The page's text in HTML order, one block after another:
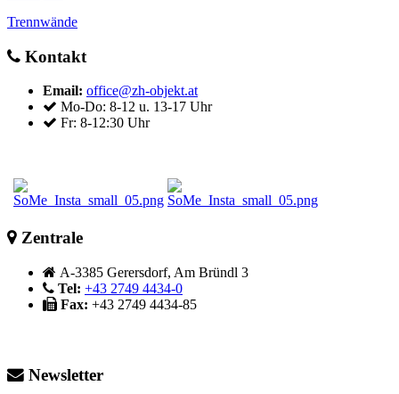
Trennwände
Kontakt
Email: office@zh-objekt.at
Mo-Do: 8-12 u. 13-17 Uhr
Fr: 8-12:30 Uhr
Zentrale
A-3385 Gerersdorf, Am Bründl 3
Tel: +43 2749 4434-0
Fax: +43 2749 4434-85
Newsletter